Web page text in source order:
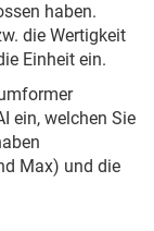
haben.
die Wertigkeit
Einheit ein.
ein, welchen Sie
Max) und die